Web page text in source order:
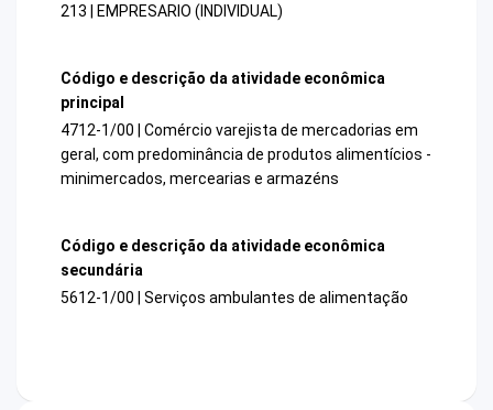
213 | EMPRESARIO (INDIVIDUAL)
Código e descrição da atividade econômica
principal
4712-1/00 | Comércio varejista de mercadorias em
geral, com predominância de produtos alimentícios -
minimercados, mercearias e armazéns
Código e descrição da atividade econômica
secundária
5612-1/00 | Serviços ambulantes de alimentação